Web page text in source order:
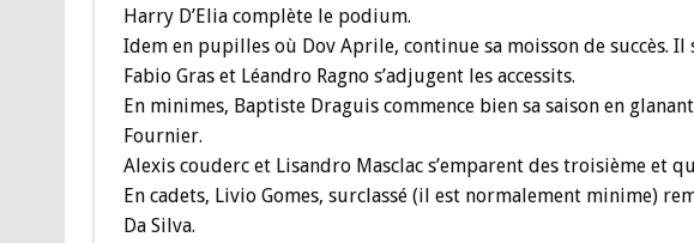
Harry D’Elia complète le podium.
Idem en pupilles où Dov Aprile, continue sa moisson de succès. Il
Fabio Gras et Léandro Ragno s’adjugent les accessits.
En minimes, Baptiste Draguis commence bien sa saison en
Fournier.
Alexis couderc et Lisandro Masclac s’emparent des troisième et
En cadets, Livio Gomes, surclassé (il est normalement minime)
Da Silva.